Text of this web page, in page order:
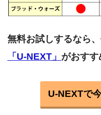
無料お試しするなら
「U-NEXT」 がおすす
U-NEXTで